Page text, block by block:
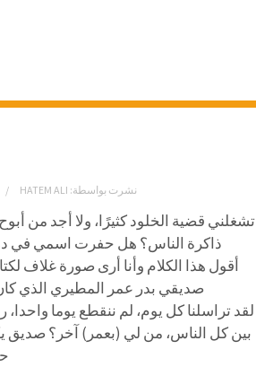
نشرت بواسطة: HATEM ALI
تشغلني قضية الخلود كثيرًا، ولا أجد من
ذاكرة الناس؟ هل حفرت اسمي في
أقول هذا الكلام وأنا أرى صورة غلاف
صديقي بدر عمر المطيري الذي
لقد تراسلنا كل يوم، لم ننقطع يوما
بين كل الناس، من لي (بعمر) آخر؟ صديق